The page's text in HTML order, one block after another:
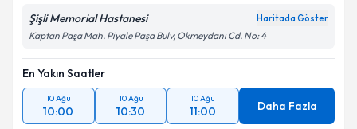
Şişli Memorial Hastanesi Haritada Göster
Kaptan Paşa Mah. Piyale Paşa Bulv, Okmeydanı Cd. No: 4
En Yakın Saatler
10 Ağu
10:00
10 Ağu
10:30
10 Ağu
11:00 Daha Fazla